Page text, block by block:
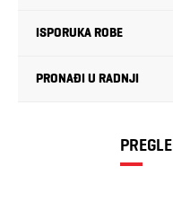
ISPORUKA ROBE
PRONAĐI U RADNJI